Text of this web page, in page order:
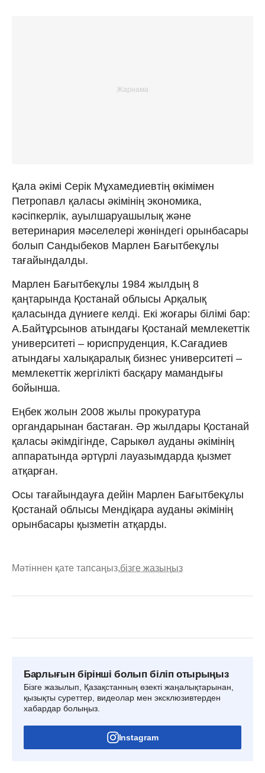
Қала әкімі Серік Мұхамедиевтің өкімімен
Петропавл қаласы әкімінің экономика,
кәсiпкерлiк, ауылшаруашылық және
ветеринария мәселелерi жөнiндегi орынбасары
болып Сандыбеков Марлен Бағытбекұлы
тағайындалды.
Марлен Бағытбекұлы 1984 жылдың 8
қаңтарында Қостанай облысы Арқалық
қаласында дүниеге келді. Екі жоғары білімі бар:
А.Байтұрсынов атындағы Қостанай мемлекеттік
университеті – юриспруденция, К.Сағадиев
атындағы халықаралық бизнес университеті –
мемлекеттік жергілікті басқару мамандығы
бойынша.
Еңбек жолын 2008 жылы прокуратура
органдарынан бастаған. Әр жылдары Қостанай
қаласы әкімдігінде, Сарыкөл ауданы әкімінің
аппаратында әртүрлі лауазымдарда қызмет
атқарған.
Осы тағайындауға дейін Марлен Бағытбекұлы
Қостанай облысы Мендіқара ауданы әкімінің
орынбасары қызметін атқарды.
Мәтіннен қате тапсаңыз,бізге жазыңыз
Барлығын бірінші болып біліп отырыңыз
Бізге жазылып, Қазақстанның өзекті жаңалықтарынан,
қызықты суреттер, видеолар мен эксклюзивтерден
хабардар болыңыз.
Instagram